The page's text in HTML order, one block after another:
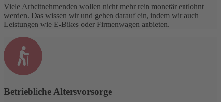
Viele Arbeitnehmenden wollen nicht mehr rein monetär entlohnt
werden. Das wissen wir und gehen darauf ein, indem wir auch
Leistungen wie E-Bikes oder Firmenwagen anbieten.
Betriebliche Altersvorsorge